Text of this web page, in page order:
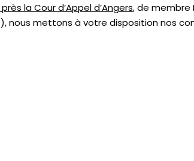
la Cour d’Appel d’Angers, de membre
nous mettons à votre disposition nos